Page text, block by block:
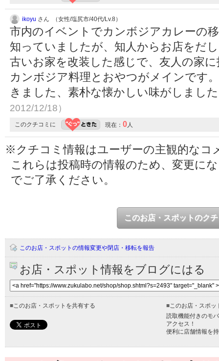
ikoyu さん （女性/塩尻市/40代/Lv.8）
市内のイベントでカンボジアカレーの
知っていましたが、知人からお店をだ
古いお家を改装した感じで、友人の家
カンボジア料理とおやつがメインです
きました、素朴な懐かしい味がしまし
2012/12/18）
このクチコミに 現在： 0人
※クチコミ情報はユーザーの主観的なコ
これらは投稿時の情報のため、変更に
でご了承ください。
このお店・スポットのク
このお店・スポットの情報変更や閉店・移転を報告
お店・スポット情報をブログにはる
■このお店・スポットを共有する ■このお店・スポッ
読取機能付きのモ
アクセス！
便利に店舗情報を